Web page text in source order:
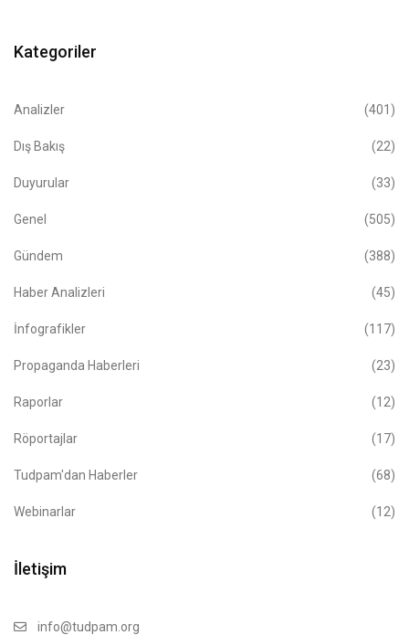
Kategoriler
Analizler (401)
Dış Bakış (22)
Duyurular (33)
Genel (505)
Gündem (388)
Haber Analizleri (45)
İnfografikler (117)
Propaganda Haberleri (23)
Raporlar (12)
Röportajlar (17)
Tudpam'dan Haberler (68)
Webinarlar (12)
İletişim
info@tudpam.org